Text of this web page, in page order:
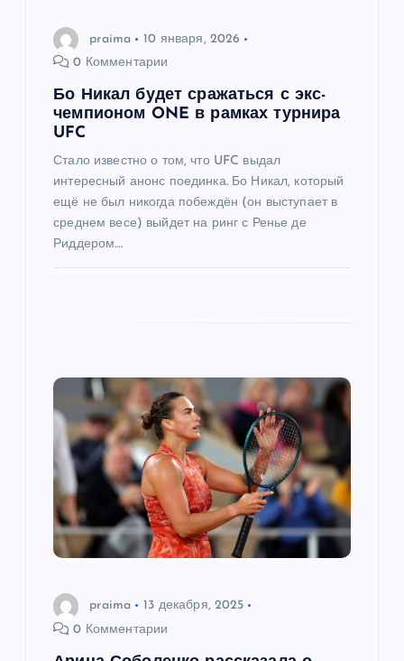
praima
10 января, 2026
0 Комментарии
Бо Никал будет сражаться с экс-
чемпионом ONE в рамках турнира
UFC
Стало известно о том, что UFC выдал
интересный анонс поединка. Бо Никал, который
ещё не был никогда побеждён (он выступает в
среднем весе) выйдет на ринг с Ренье де
Риддером.…
praima
13 декабря, 2025
0 Комментарии